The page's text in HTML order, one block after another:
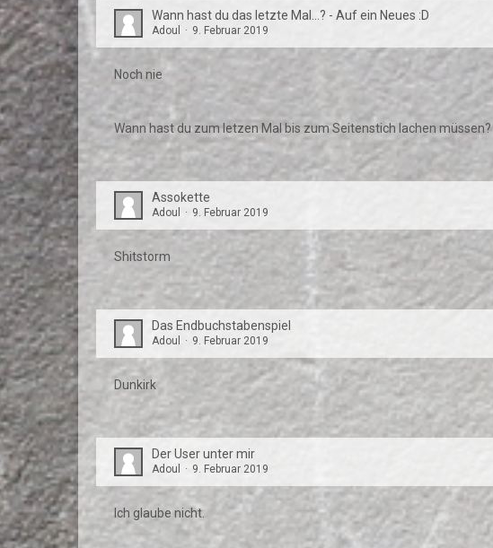
Wann hast du das letzte Mal...? - Auf ein Neues :D
Adoul 9. Februar 2019
Noch nie
Wann hast du zum letzen Mal bis zum Seitenstich lachen müssen?
Assokette
Adoul 9. Februar 2019
Shitstorm
Das Endbuchstabenspiel
Adoul 9. Februar 2019
Dunkirk
Der User unter mir
Adoul 9. Februar 2019
Ich glaube nicht.